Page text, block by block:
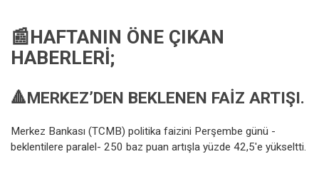
📰HAFTANIN ÖNE ÇIKAN
HABERLERI;
🔺MERKEZ’DEN BEKLENEN FAIZ ARTIŞI.
Merkez Bankası (TCMB) politika faizini Perşembe günü -
beklentilere paralel- 250 baz puan artışla yüzde 42,5'e yükseltti.